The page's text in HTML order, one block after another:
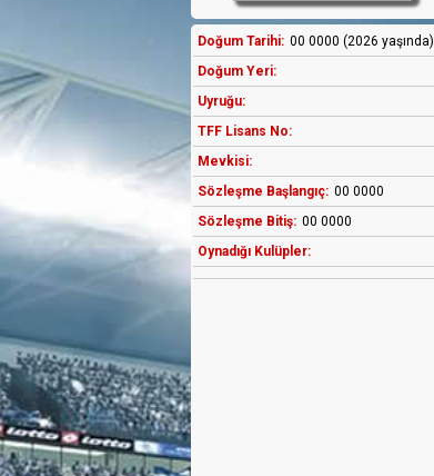
Doğum Tarihi: 00 0000 (2026 yaşında)
Doğum Yeri:
Uyruğu:
TFF Lisans No:
Mevkisi:
Sözleşme Başlangıç: 00 0000
Sözleşme Bitiş: 00 0000
Oynadığı Kulüpler: